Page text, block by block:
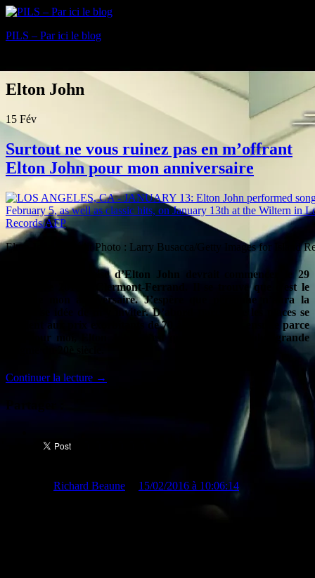
PILS – Par ici le blog
Elton John
15 Fév
Surtout ne vous ruinez pas en m’offrant
Elton John pour mon anniversaire
Elton John – Crédit Photo : Larry Busacca/Getty Images for Island
La tournée française d’Elton John devrait commencer le 29
novembre 2016 à Clermont-Ferrand. Il se trouve que c’est le
jour de mon anniversaire. J’espère que personne n’aura la
mauvaise idée de m’y inviter. D’abord parce que les places se
vendent aux prix exorbitants de 70 à 200 euros et ensuite parce
que pour moi, Elton John, c’est quand même la plus grande
Continuer la lecture →
Partager :
Richard Beaune 15/02/2016 à 10:06:14